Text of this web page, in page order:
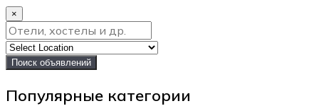
×
Поиск объявлений
Популярные категории